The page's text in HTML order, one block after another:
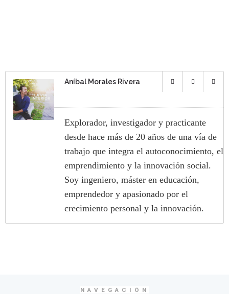
Aníbal Morales Rivera
Explorador, investigador y practicante
desde hace más de 20 años de una vía de
trabajo que integra el autoconocimiento, el
emprendimiento y la innovación social.
Soy ingeniero, máster en educación,
emprendedor y apasionado por el
crecimiento personal y la innovación.
NAVEGACIÓN